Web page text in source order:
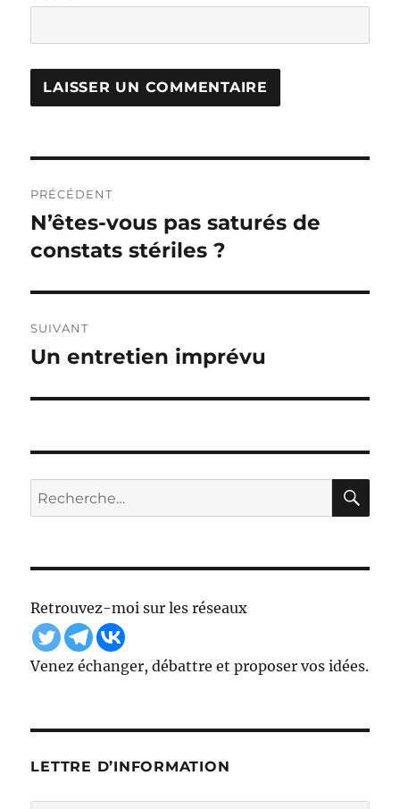
de
l’article
PRÉCÉDENT
Publication
précédente :
N’êtes-vous pas saturés de
constats stériles ?
SUIVANT
Publication
Un entretien imprévu
Recherche
pour :
Retrouvez-moi sur les réseaux
Venez échanger, débattre et proposer vos idées.
LETTRE D’INFORMATION